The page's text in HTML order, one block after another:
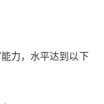
频词】
回忆版】
力，水平达到以下